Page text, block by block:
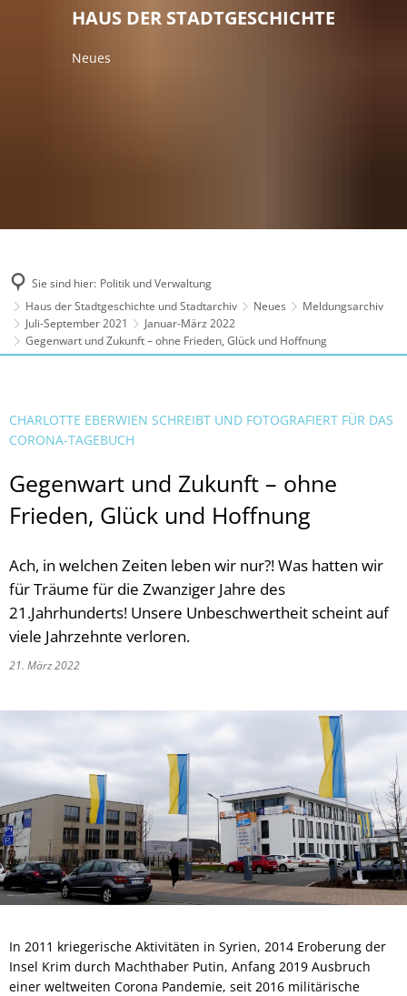
HAUS DER STADTGESCHICHTE
Neues
Sie sind hier: Politik und Verwaltung
Haus der Stadtgeschichte und Stadtarchiv
Neues
Meldungsarchiv
Juli-September 2021
Januar-März 2022
Gegenwart und Zukunft – ohne Frieden, Glück und Hoffnung
CHARLOTTE EBERWIEN SCHREIBT UND FOTOGRAFIERT FÜR DAS
CORONA-TAGEBUCH
Gegenwart und Zukunft – ohne
Frieden, Glück und Hoffnung
Ach, in welchen Zeiten leben wir nur?! Was hatten wir
für Träume für die Zwanziger Jahre des
21.Jahrhunderts! Unsere Unbeschwertheit scheint auf
viele Jahrzehnte verloren.
21. März 2022
In 2011 kriegerische Aktivitäten in Syrien, 2014 Eroberung der
Insel Krim durch Machthaber Putin, Anfang 2019 Ausbruch
einer weltweiten Corona Pandemie, seit 2016 militärische